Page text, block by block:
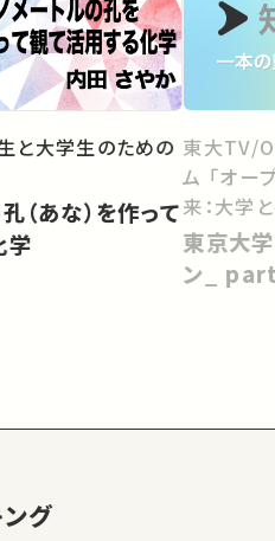
と大学生のための
（あな）を作って
学
東大TV/
ム 「オー
来：大学
向けて」
東京大
ン_
グ